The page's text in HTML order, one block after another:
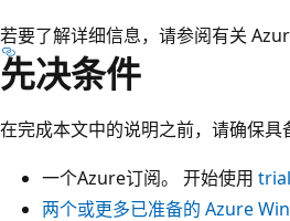
若要了解详细信息，请参阅有关
先决条件
在完成本文中的说明之前，请确保具
一个Azure订阅。 开始使用
两个或更多已准备的 Azure